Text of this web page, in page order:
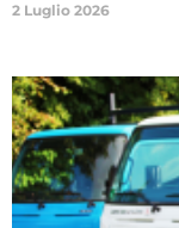
2 Luglio 2026